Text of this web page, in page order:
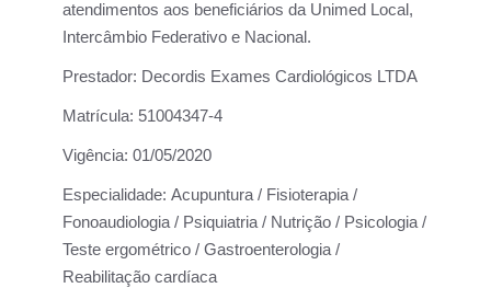
atendimentos aos beneficiários da Unimed Local,
Intercâmbio Federativo e Nacional.
Prestador: Decordis Exames Cardiológicos LTDA
Matrícula: 51004347-4
Vigência: 01/05/2020
Especialidade: Acupuntura / Fisioterapia /
Fonoaudiologia / Psiquiatria / Nutrição / Psicologia /
Teste ergométrico / Gastroenterologia /
Reabilitação cardíaca